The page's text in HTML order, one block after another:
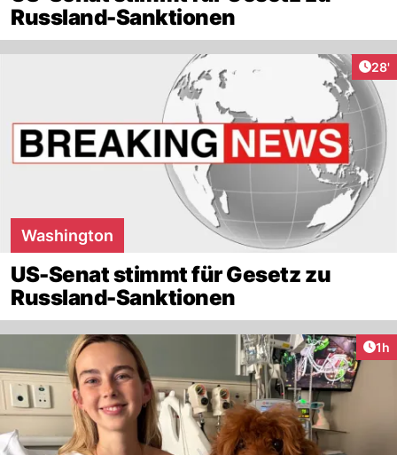
Russland-Sanktionen
28'
Washington
US-Senat stimmt für Gesetz zu
Russland-Sanktionen
1h